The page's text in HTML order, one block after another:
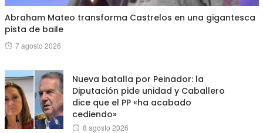
Abraham Mateo transforma Castrelos en una gigantesca
pista de baile
Posted
7 agosto 2026
Nueva batalla por Peinador: la
Diputación pide unidad y Caballero
dice que el PP «ha acabado
cediendo»
Posted
8 agosto 2026